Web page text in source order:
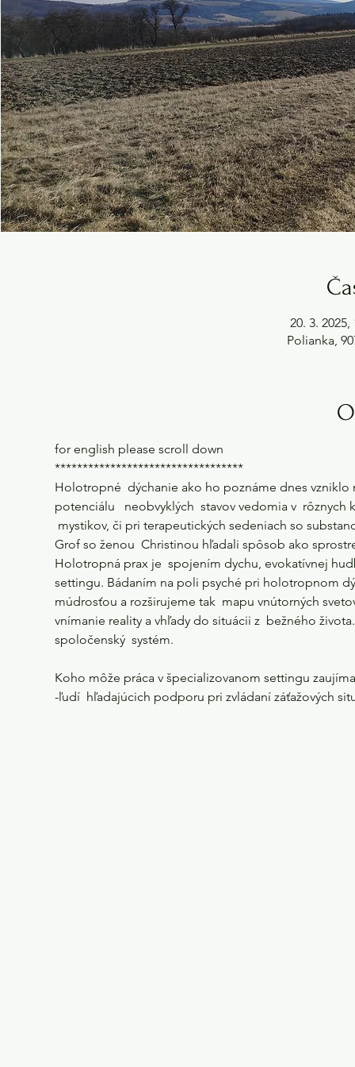
20. 3. 2025,
Polianka,
for english please scroll down
**********************************
Holotropné  dýchanie ako ho poznáme dnes
potenciálu   neobvyklých  stavov vedomia v
mystikov, či pri terapeutických sedeniach so
Grof so ženou  Christinou hľadali spôsob ako
Holotropná prax je  spojením dychu, evokatívnej
settingu. Bádaním na poli psyché pri holotropnom
múdrosťou a rozširujeme tak  mapu vnútorných
vnímanie reality a vhľady do situácii z  bežného
spoločenský  systém.
Koho môže práca v špecializovanom settingu
-ľudí  hľadajúcich podporu pri zvládaní záťažových